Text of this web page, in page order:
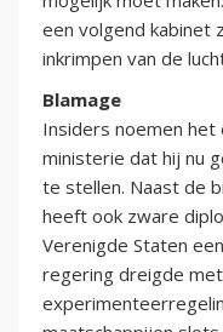
een volgend kabinet
inkrimpen van de
Blamage
Insiders noemen het
ministerie dat hij nu
te stellen. Naast de
heeft ook zware
Verenigde Staten
regering dreigde